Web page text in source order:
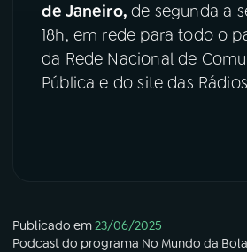
de Janeiro,de segunda a
18h, em rede para todo o
da Rede Nacional de
Pública e do site das
Publicado em23/06/2025
Podcastdo programa No Mundo da Bola